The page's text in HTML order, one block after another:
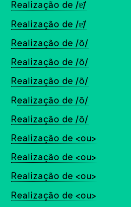
Realização de /ɐ̃/
Realização de /ɐ̃/
Realização de /õ/
Realização de /õ/
Realização de /õ/
Realização de /õ/
Realização de /õ/
Realização de <ou>
Realização de <ou>
Realização de <ou>
Realização de <ou>